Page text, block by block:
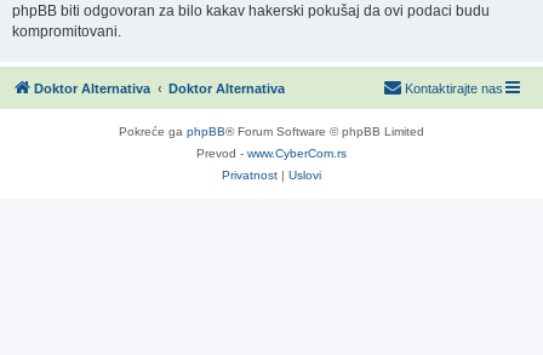
phpBB biti odgovoran za bilo kakav hakerski pokušaj da ovi podaci budu
kompromitovani.
Doktor Alternativa Doktor Alternativa Kontaktirajte nas
Pokreće ga phpBB® Forum Software © phpBB Limited
Prevod - www.CyberCom.rs
Privatnost | Uslovi